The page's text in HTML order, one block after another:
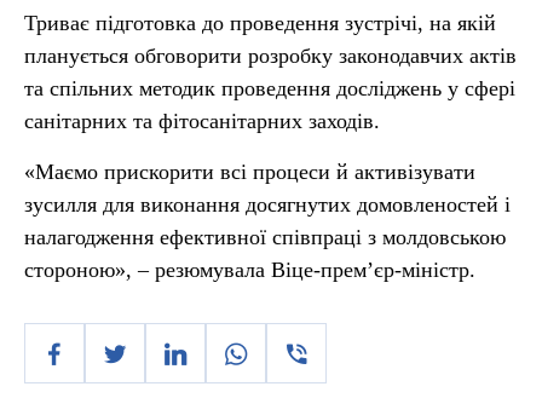
Триває підготовка до проведення зустрічі, на якій
планується обговорити розробку законодавчих актів
та спільних методик проведення досліджень у сфері
санітарних та фітосанітарних заходів.
«Маємо прискорити всі процеси й активізувати
зусилля для виконання досягнутих домовленостей і
налагодження ефективної співпраці з молдовською
стороною», – резюмувала Віце-прем’єр-міністр.